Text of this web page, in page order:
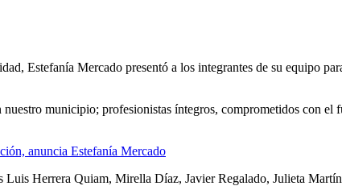
Estefanía Mercado presentó a los integrantes de su equipo
municipio; profesionistas íntegros, comprometidos con el
anuncia Estefanía Mercado
Herrera Quiam, Mirella Díaz, Javier Regalado, Julieta